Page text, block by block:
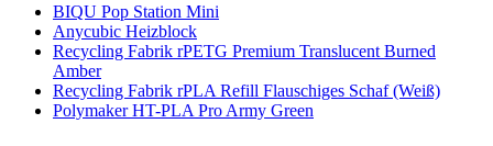
BIQU Pop Station Mini
Anycubic Heizblock
Recycling Fabrik rPETG Premium Translucent Burned
Amber
Recycling Fabrik rPLA Refill Flauschiges Schaf (Weiß)
Polymaker HT-PLA Pro Army Green